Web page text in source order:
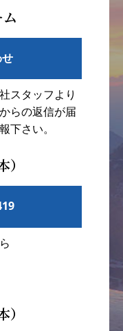
スタッフより
らの返信が届
下さい。